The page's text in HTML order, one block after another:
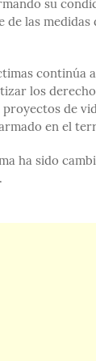
su
de las medidas
continúa
los
de
en el
ha sido